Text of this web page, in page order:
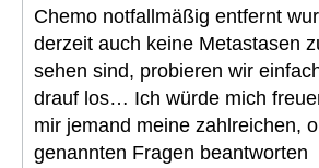
Chemo notfallmäßig entfernt
derzeit auch keine Metastasen
sehen sind, probieren wir
drauf los… Ich würde mich
mir jemand meine zahlreichen,
genannten Fragen beantworten